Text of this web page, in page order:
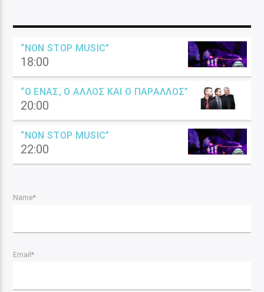
“NON STOP MUSIC”
18:00
“Ο ΈΝΑΣ, Ο ΆΛΛΟΣ ΚΑΙ Ο ΠΑΡΆΛΛΟΣ”
20:00
“NON STOP MUSIC”
22:00
Name*
Email*